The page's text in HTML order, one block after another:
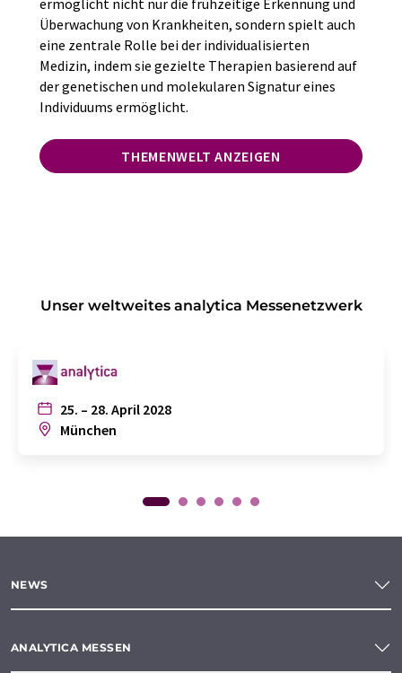
Überwachung von Krankheiten, sondern spielt auch
eine zentrale Rolle bei der individualisierten
Medizin, indem sie gezielte Therapien basierend auf
der genetischen und molekularen Signatur eines
Individuums ermöglicht.
THEMENWELT ANZEIGEN
Unser weltweites analytica Messenetzwerk
25. – 28. April 2028
München
NEWS
ANALYTICA MESSEN